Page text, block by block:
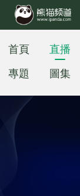
首頁 直播
專題
圖集